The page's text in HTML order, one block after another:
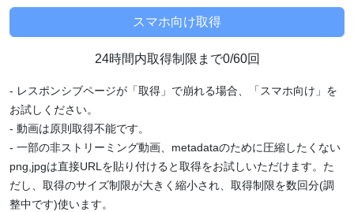
24時間内取得制限まで0/60回
- レスポンシブページが「取得」で崩れる場合、「スマホ向け」を
お試しください。
- 動画は原則取得不能です。
- 一部の非ストリーミング動画、metadataのために圧縮したくない
png,jpgは直接URLを貼り付けると取得をお試しいただけます。た
だし、取得のサイズ制限が大きく縮小され、取得制限を数回分(調
整中です)使います。